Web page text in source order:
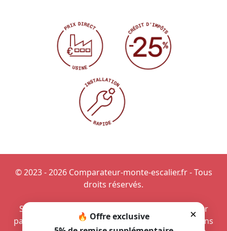
×
🔥 Offre exclusive
© 2023 - 2026 Comparateur-monte-escalier.fr - Tous
droits réservés.
Siège monte-escalier à Versailles
Monte-escalier
pas cher à Paris
Aménager un monte-escalier dans